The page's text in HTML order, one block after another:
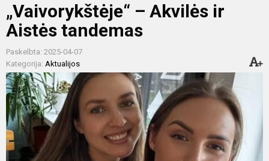
„Vaivorykštėje“ – Akvilės ir
Aistės tandemas
Paskelbta: 2025-04-07
Kategorija: Aktualijos